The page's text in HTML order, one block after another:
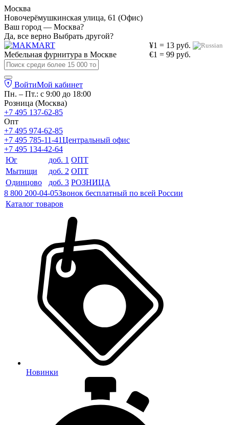
Москва
Новочерёмушкинская улица, 61 (Офис)
Ваш город — Москва?
Да, все верно Выбрать другой?
¥1 = 13 руб.
€1 = 99 руб.
Мебельная фурнитура в Москве
ВойтиМой кабинет
Пн. – Пт.: с 9:00 до 18:00
Розница (Москва)
+7 495 137-62-85
Опт
+7 495 974-62-85
+7 495 785-11-41Центральный офис
+7 495 134-42-64
Юг
доб. 1 ОПТ
Мытищи
доб. 2 ОПТ
Одинцово
доб. 3 РОЗНИЦА
8 800 200-04-05Звонок бесплатный по всей России
Каталог товаров
Новинки